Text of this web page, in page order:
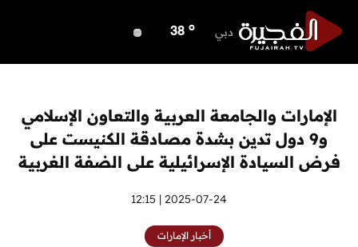
دبي 38 o
عجمان 37 o
أم القيوين o
راس الخيمة o
الفجيرة 34 o
الإمارات والجامعة العربية والتعاون الإسلامي
و9 دول تدين بشدة مصادقة الكنيست على
فرض السيادة الإسرائيلية على الضفة الغربية
2025-07-24 | 12:15
أخبار الإمارات